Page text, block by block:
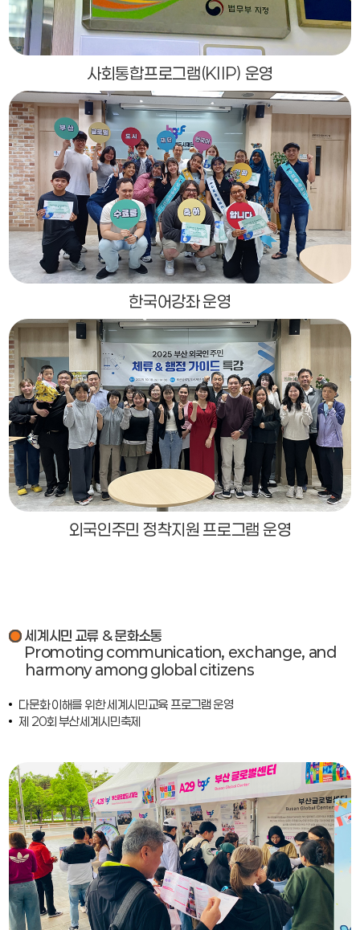
사회통합프로그램(KIIP) 운영
한국어강좌 운영
외국인주민 정착지원 프로그램 운영
세계시민 교류 & 문화소통
Promoting communication, exchange, and
harmony among global citizens
다문화 이해를 위한 세계시민교육 프로그램 운영
제 20회 부산세계시민축제